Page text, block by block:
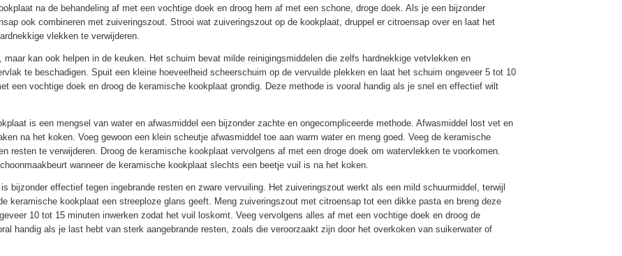
na de behandeling af met een vochtige doek en droog hem af met een schone, droge doek. Als je een bijzonder
ook combineren met zuiveringszout. Strooi wat zuiveringszout op de kookplaat, druppel er citroensap over en laat het
vlekken te verwijderen.
maar kan ook helpen in de keuken. Het schuim bevat milde reinigingsmiddelen die zelfs hardnekkige vetvlekken en
te beschadigen. Spuit een kleine hoeveelheid scheerschuim op de vervuilde plekken en laat het schuim ongeveer 5 tot 10
een vochtige doek en droog de keramische kookplaat grondig. Deze methode is vooral handig als je snel en effectief wilt
is een mengsel van water en afwasmiddel een bijzonder zachte en ongecompliceerde methode. Afwasmiddel lost vet en
na het koken. Voeg gewoon een klein scheutje afwasmiddel toe aan warm water en meng goed. Veeg de keramische
resten te verwijderen. Droog de keramische kookplaat vervolgens af met een droge doek om watervlekken te voorkomen.
wanneer de keramische kookplaat slechts een beetje vuil is na het koken.
bijzonder effectief tegen ingebrande resten en zware vervuiling. Het zuiveringszout werkt als een mild schuurmiddel, terwijl
keramische kookplaat een streeploze glans geeft. Meng zuiveringszout met citroensap tot een dikke pasta en breng deze
10 tot 15 minuten inwerken zodat het vuil loskomt. Veeg vervolgens alles af met een vochtige doek en droog de
handig als je last hebt van sterk aangebrande resten, zoals die veroorzaakt zijn door het overkoken van suikerwater of